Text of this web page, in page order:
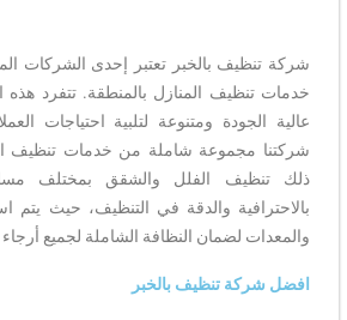
شركة تنظيف بالخبر تعتبر إحدى الشركات
خدمات تنظيف المنازل بالمنطقة. تتفرد
عالية الجودة ومتنوعة لتلبية احتياجات
شركتنا مجموعة شاملة من خدمات تنظيف
ذلك تنظيف الفلل والشقق بمختلف
بالاحترافية والدقة في التنظيف، حيث يتم
والمعدات لضمان النظافة الشاملة لجميع
افضل شركة تنظيف بالخبر